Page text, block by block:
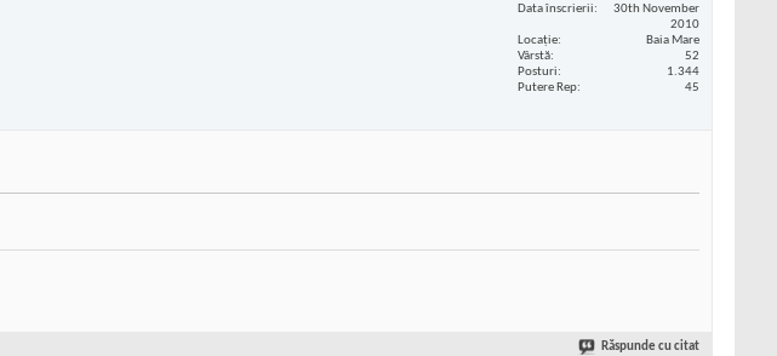
Data înscrierii
30th November
2010
Locaţie
Baia Mare
Vârstă
52
Posturi
1.344
Putere Rep
45
Răspunde cu citat